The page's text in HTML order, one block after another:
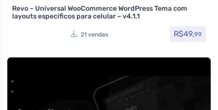
Viagem
Loja Virtual , MarketPlace Multiuso , Portfolio
Aluguel, Temas Themeforest Todos os itens, Venda de carros
Woocommerce
Revo – Universal WooCommerce WordPress Tema com
layouts específicos para celular – v4.1.1
21 vendas R$49,99